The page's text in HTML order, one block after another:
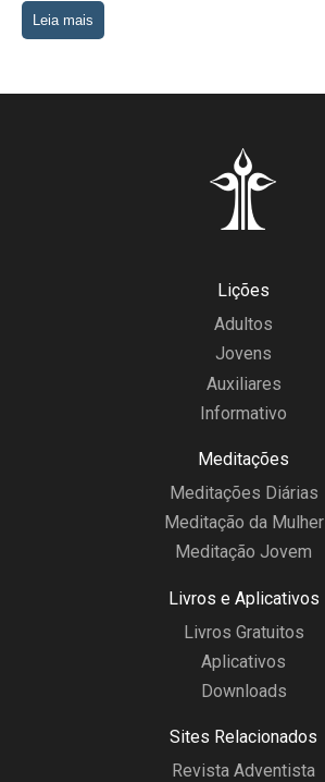
Leia mais
Lições
Adultos
Jovens
Auxiliares
Informativo
Meditações
Meditações Diárias
Meditação da Mulher
Meditação Jovem
Livros e Aplicativos
Livros Gratuitos
Aplicativos
Downloads
Sites Relacionados
Revista Adventista